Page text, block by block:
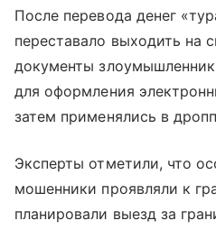
После перевода денег
переставало выходить на
документы
для оформления
затем применялись в
Эксперты отметили, что
мошенники проявляли к
планировали выезд за